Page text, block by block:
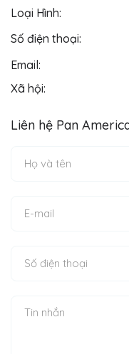
Loại Hình:
Số điện thoại:
Email:
Xã hội:
Liên hệ Pan